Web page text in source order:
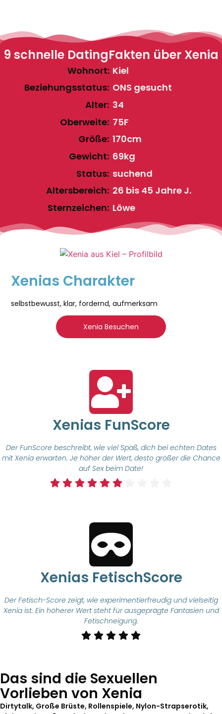
9 schnelle DatingFakten über Xenia
Wohnort: Kiel
Beziehungsstatus: ONS gesucht
Alter: 34
Oberweite: 75F
Größe: 170cm
Gewicht: 69kg
Status: suchend
Altersbereich: 26 bis 45 Jahre J.
Sternzeichen: Löwe
Xenias Charakter
selbstbewusst, klar, fordernd, aufmerksam
Xenia Besuchen
Xenias FunScore
Der FunScore beschreibt, wie viel Spaß, dich bei echten Dates
mit Xenia erwarten. Je höher der Wert, desto größer die Chance
auf Sex beim Date!
Xenias FetischScore
Der Fetisch-Score zeigt, wie experimentierfreudig und vielseitig
Xenia ist. Ein höherer Wert steht für ausgeprägte Fantasien und
Fetischneigung.
Das sind die Sexuellen
Vorlieben von Xenia
Dirtytalk, Große Brüste, Rollenspiele, Nylon-Strapserotik,